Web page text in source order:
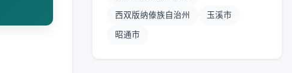
西双版纳傣族自治州 玉溪市
昭通市